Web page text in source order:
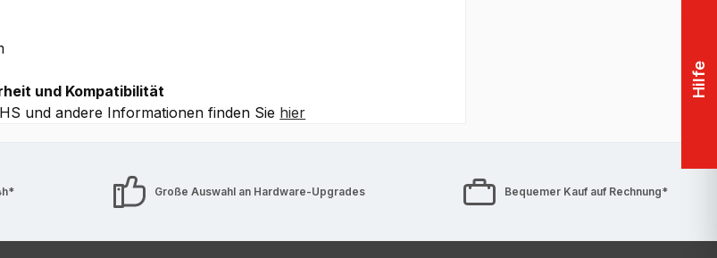
und Kompatibilität
und andere Informationen finden Sie hier
Große Auswahl an Hardware-Upgrades Bequemer Kauf auf Rechnung*
Hilfe